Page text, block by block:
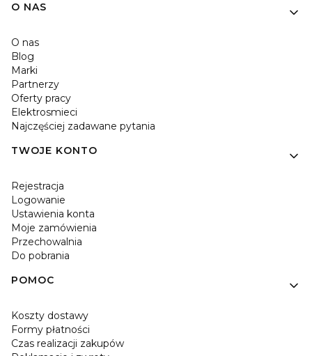
O NAS
O nas
Blog
Marki
Partnerzy
Oferty pracy
Elektrosmieci
Najczęściej zadawane pytania
TWOJE KONTO
Rejestracja
Logowanie
Ustawienia konta
Moje zamówienia
Przechowalnia
Do pobrania
POMOC
Koszty dostawy
Formy płatności
Czas realizacji zakupów